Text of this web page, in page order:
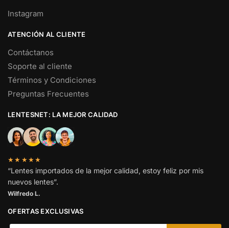
Instagram
ATENCIÓN AL CLIENTE
Contáctanos
Soporte al cliente
Términos y Condiciones
Preguntas Frecuentes
LENTESNET: LA MEJOR CALIDAD
★★★★★
“Lentes importados de la mejor calidad, estoy feliz por mis
nuevos lentes”.
Wilfredo L.
OFERTAS EXCLUSIVAS